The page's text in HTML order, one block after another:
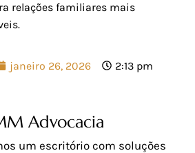
relações familiares mais
janeiro 26, 2026
2:13 pm
Advocacia
um escritório com soluções